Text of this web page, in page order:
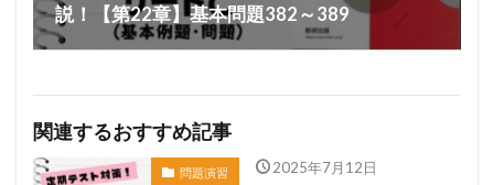
説！【第22章】基本問題382～389
関連するおすすめ記事
問題演習 2025年7月12日